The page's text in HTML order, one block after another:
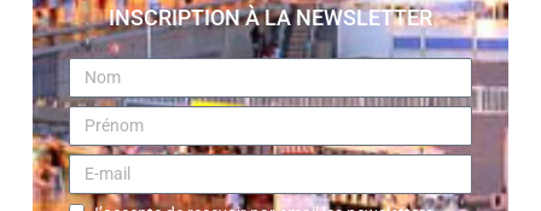
INSCRIPTION À LA NEWSLETTER